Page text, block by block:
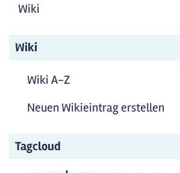
Wiki
Wiki
Wiki A-Z
Neuen Wikieintrag erstellen
Tagcloud